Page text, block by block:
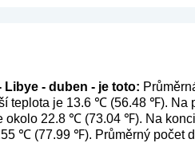
- duben - je toto:
teplota je 13.6 ℃ (56.48 ℉). Na
okolo 22.8 ℃ (73.04 ℉). Na
℃ (77.99 ℉). Průměrný počet